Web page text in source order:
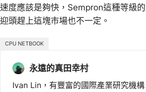
速度應該是夠快，Sempron這種等級
迎頭趕上這塊市場也不一定。
CPU NETBOOK
永遠的真田幸村
Ivan Lin，有豐富的國際產業研究機